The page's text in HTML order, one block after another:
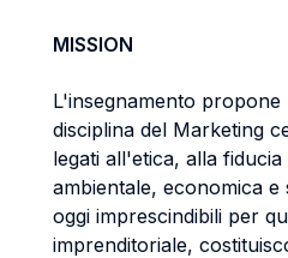
MISSION
L'insegnamento
disciplina del Marketing
legati all'etica, alla
ambientale, economica e
oggi imprescindibili per
imprenditoriale,